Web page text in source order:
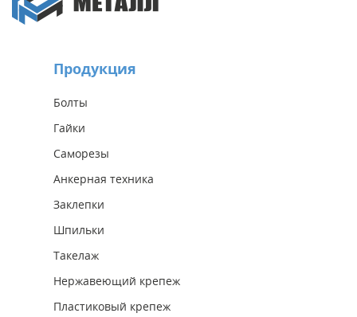
Продукция
Болты
Гайки
Саморезы
Анкерная техника
Заклепки
Шпильки
Такелаж
Нержавеющий крепеж
Пластиковый крепеж